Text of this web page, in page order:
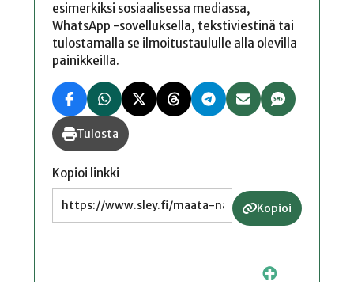
esimerkiksi sosiaalisessa mediassa,
WhatsApp -sovelluksella, tekstiviestinä tai
tulostamalla se ilmoitustaululle alla olevilla
painikkeilla.
Tulosta
Kopioi linkki
Kopioi